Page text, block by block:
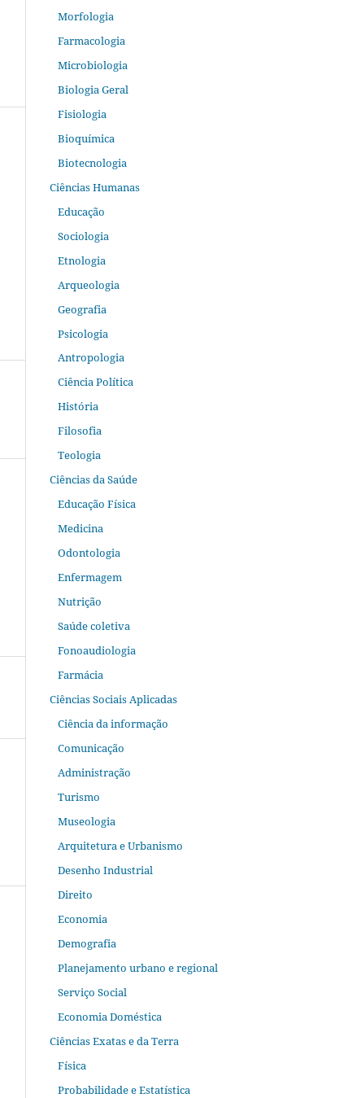
Morfologia
Farmacologia
Microbiologia
Biologia Geral
Fisiologia
Bioquímica
Biotecnologia
Ciências Humanas
Educação
Sociologia
Etnologia
Arqueologia
Geografia
Psicologia
Antropologia
Ciência Política
História
Filosofia
Teologia
Ciências da Saúde
Educação Física
Medicina
Odontologia
Enfermagem
Nutrição
Saúde coletiva
Fonoaudiologia
Farmácia
Ciências Sociais Aplicadas
Ciência da informação
Comunicação
Administração
Turismo
Museologia
Arquitetura e Urbanismo
Desenho Industrial
Direito
Economia
Demografia
Planejamento urbano e regional
Serviço Social
Economia Doméstica
Ciências Exatas e da Terra
Física
Probabilidade e Estatística